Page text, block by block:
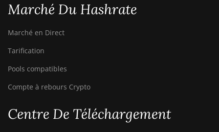
Bitdeer SealMiner A4 Ultra
Canaan Avalon A1566
Marché Du Hashrate
Marché en Direct
Tarification
Pools compatibles
Compte à rebours Crypto
Centre De Téléchargement